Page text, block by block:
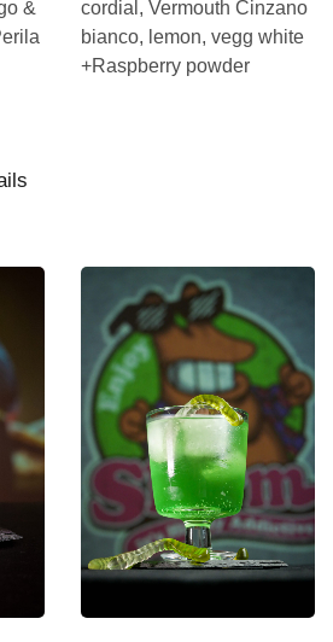
&
cordial, Vermouth Cinzano
bianco, lemon, vegg white
+Raspberry powder